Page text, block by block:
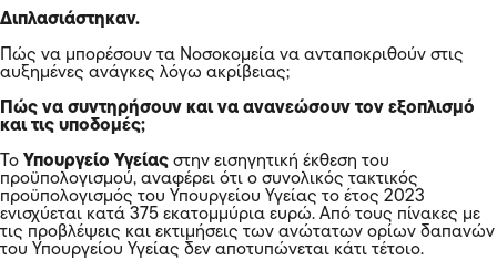
Διπλασιάστηκαν.
Πώς να μπορέσουν τα Νοσοκομεία να ανταποκριθούν στις
αυξημένες ανάγκες λόγω ακρίβειας;
Πώς να συντηρήσουν και να ανανεώσουν τον εξοπλισμό
και τις υποδομές;
Το Υπουργείο Υγείας στην εισηγητική έκθεση του
προϋπολογισμού, αναφέρει ότι ο συνολικός τακτικός
προϋπολογισμός του Υπουργείου Υγείας το έτος 2023
ενισχύεται κατά 375 εκατομμύρια ευρώ. Από τους πίνακες με
τις προβλέψεις και εκτιμήσεις των ανώτατων ορίων δαπανών
του Υπουργείου Υγείας δεν αποτυπώνεται κάτι τέτοιο.